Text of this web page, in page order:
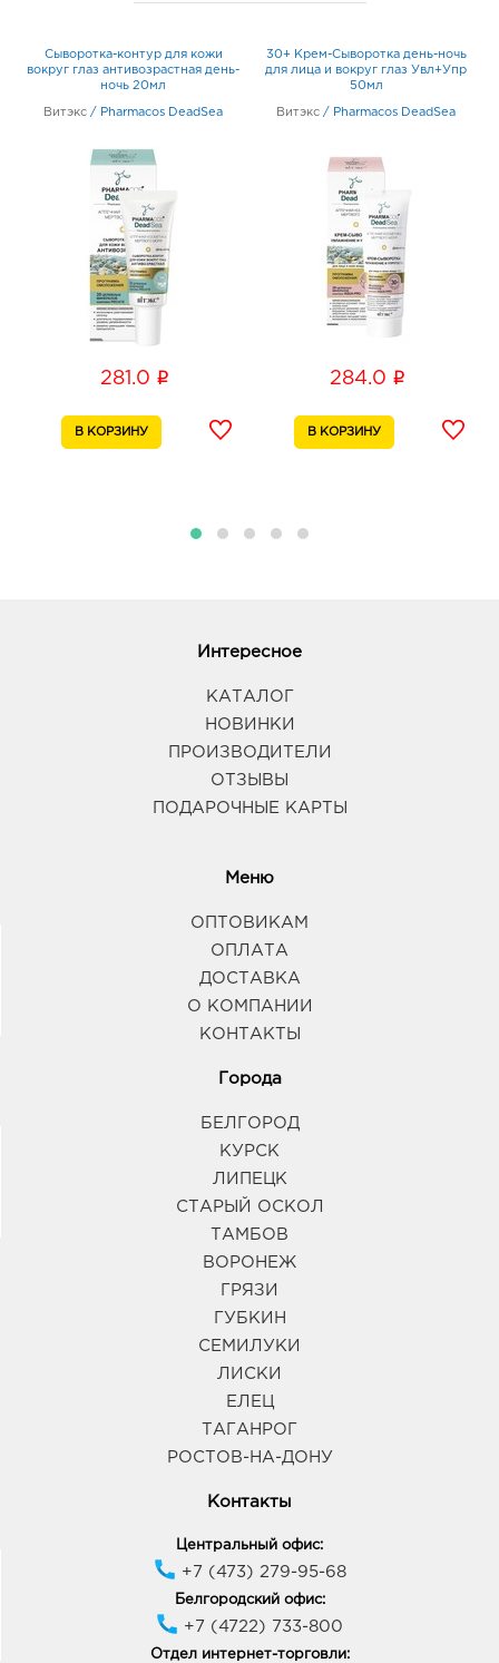
Ростов-на-Дону Коммунистический: 257.0
руб.
344091, Ростовская область, г.о. город Ростов-на-
Дом 46
График работы:
Ростов-на-Дону Пушкинская: 257.0 руб.
344022, Ростовская область, г.о. город Ростов-на-
Дону, г Ростов-на-Дону, ул Пушкинская, Дом 197
График работы:
Таганрог Петровская: 257.0 руб.
Таганрог, ул Петровская, д. 82
График работы:
10:00 - 17:00
Сыворотка-контур для кожи
вокруг глаз антивозрастная день-
ночь 20мл
Витэкс / Pharmacos DeadSea
281.0 i
30+ Крем-Сыворотка день-ночь
для лица и вокруг глаз Увл+Упр
50мл
Витэкс / Pharmacos DeadSea
284.0 i
Интересное
КАТАЛОГ
НОВИНКИ
ПРОИЗВОДИТЕЛИ
ОТЗЫВЫ
ПОДАРОЧНЫЕ КАРТЫ
Меню
ОПТОВИКАМ
ОПЛАТА
ДОСТАВКА
О КОМПАНИИ
КОНТАКТЫ
Города
БЕЛГОРОД
КУРСК
ЛИПЕЦК
СТАРЫЙ ОСКОЛ
ТАМБОВ
ВОРОНЕЖ
ГРЯЗИ
ГУБКИН
СЕМИЛУКИ
ЛИСКИ
ЕЛЕЦ
ТАГАНРОГ
РОСТОВ-НА-ДОНУ
Контакты
Центральный офис:
+7 (473) 279-95-68
Белгородский офис:
+7 (4722) 733-800
Отдел интернет-торговли: